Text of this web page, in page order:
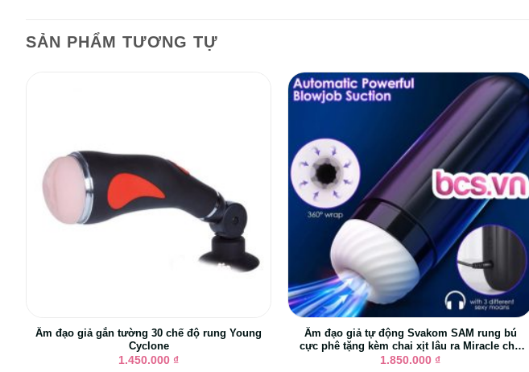
SẢN PHẨM TƯƠNG TỰ
Âm đạo giả gắn tường 30 chế độ rung Young
Cyclone
1.450.000 ₫
Âm đạo giả tự động Svakom SAM rung bú
cực phê tặng kèm chai xịt lâu ra Miracle cho
anh em luyện công
1.850.000 ₫